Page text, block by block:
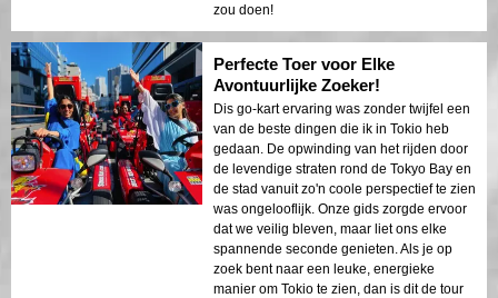
zou doen!
Perfecte Toer voor Elke
Avontuurlijke Zoeker!
Dis go-kart ervaring was zonder twijfel een
van de beste dingen die ik in Tokio heb
gedaan. De opwinding van het rijden door
de levendige straten rond de Tokyo Bay en
de stad vanuit zo'n coole perspectief te zien
was ongelooflijk. Onze gids zorgde ervoor
dat we veilig bleven, maar liet ons elke
spannende seconde genieten. Als je op
zoek bent naar een leuke, energieke
manier om Tokio te zien, dan is dit de tour